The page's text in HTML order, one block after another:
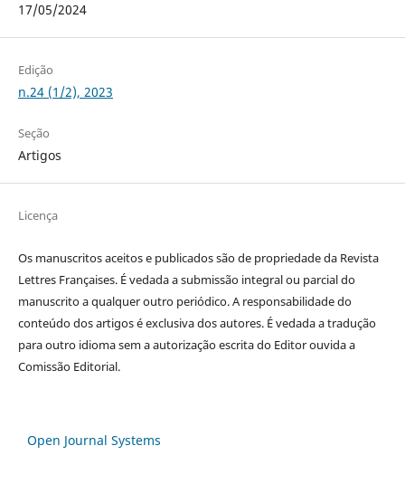
17/05/2024
Edição
n.24 (1/2), 2023
Seção
Artigos
Licença
Os manuscritos aceitos e publicados são de propriedade da Revista
Lettres Françaises. É vedada a submissão integral ou parcial do
manuscrito a qualquer outro periódico. A responsabilidade do
conteúdo dos artigos é exclusiva dos autores. É vedada a tradução
para outro idioma sem a autorização escrita do Editor ouvida a
Comissão Editorial.
Open Journal Systems